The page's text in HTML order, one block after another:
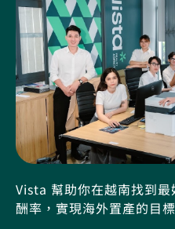
Vista 幫助你在越南找到
酬率，實現海外置產的目標